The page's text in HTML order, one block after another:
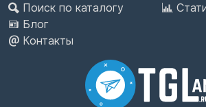
Поиск по каталогу
Блог
Контакты